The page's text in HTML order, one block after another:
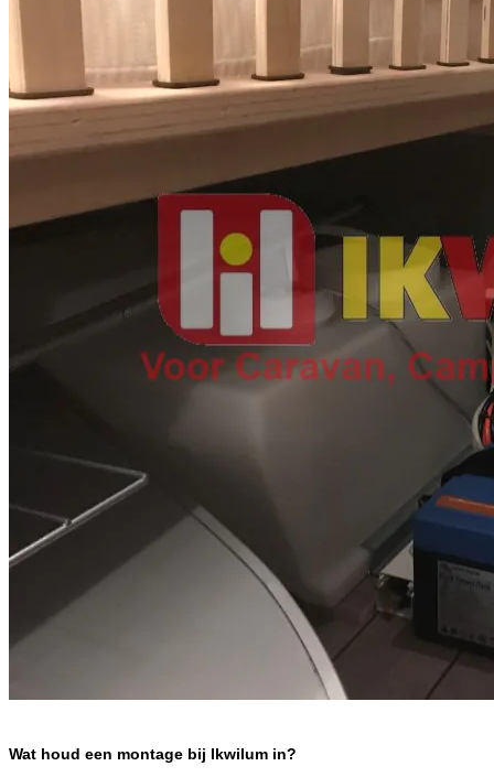
Wat houd een montage bij Ikwilum in?